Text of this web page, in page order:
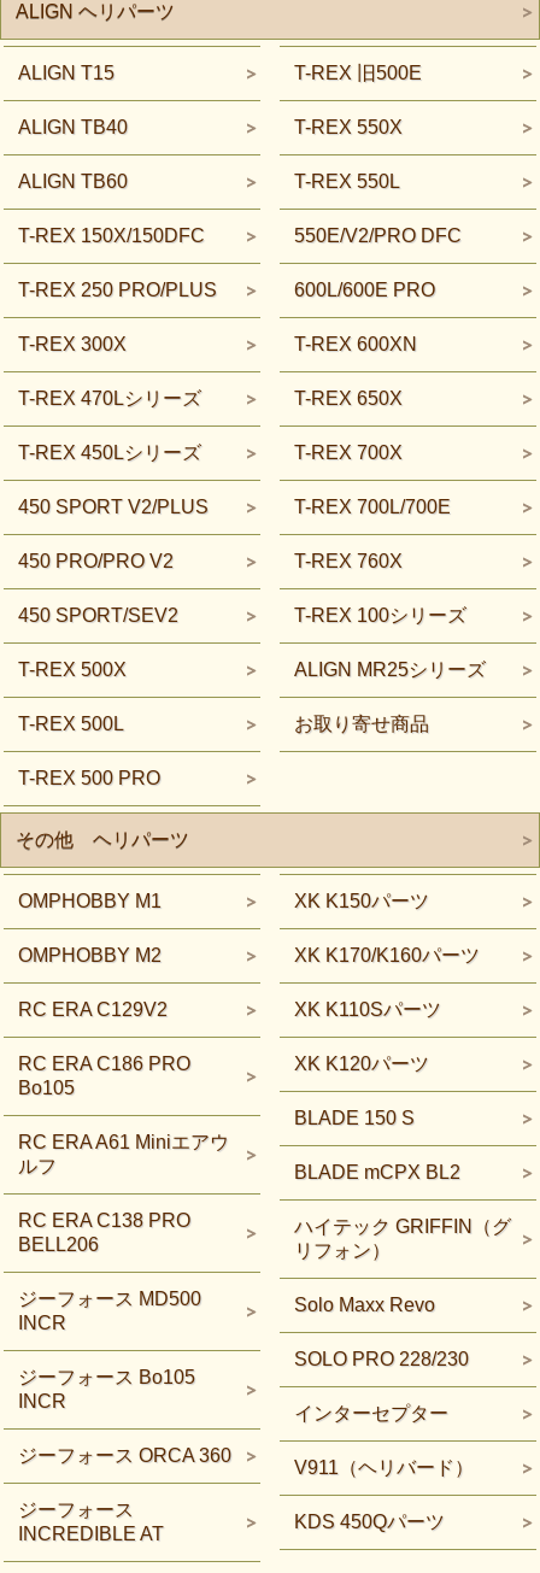
ALIGN ヘリパーツ
ALIGN T15
ALIGN TB40
ALIGN TB60
T-REX 150X/150DFC
T-REX 250 PRO/PLUS
T-REX 300X
T-REX 470Lシリーズ
T-REX 450Lシリーズ
450 SPORT V2/PLUS
450 PRO/PRO V2
450 SPORT/SEV2
T-REX 500X
T-REX 500L
T-REX 500 PRO
T-REX 旧500E
T-REX 550X
T-REX 550L
550E/V2/PRO DFC
600L/600E PRO
T-REX 600XN
T-REX 650X
T-REX 700X
T-REX 700L/700E
T-REX 760X
T-REX 100シリーズ
ALIGN MR25シリーズ
お取り寄せ商品
その他 ヘリパーツ
OMPHOBBY M1
OMPHOBBY M2
RC ERA C129V2
RC ERA C186 PRO
Bo105
RC ERA A61 Miniエアウ
ルフ
RC ERA C138 PRO
BELL206
ジーフォース MD500
INCR
ジーフォース Bo105
INCR
ジーフォース ORCA 360
ジーフォース
INCREDIBLE AT
XK K150パーツ
XK K170/K160パーツ
XK K110Sパーツ
XK K120パーツ
BLADE 150 S
BLADE mCPX BL2
ハイテック GRIFFIN（グ
リフォン）
Solo Maxx Revo
SOLO PRO 228/230
インターセプター
V911（ヘリバード）
KDS 450Qパーツ